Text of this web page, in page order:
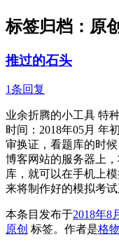
标签归档： 原创
推过的石头
1条回复
业余折腾的小工具 特
时间：2018年05月 年
审换证，看题库的时
博客网站的服务器上
库，就可以在手机上
来将制作好的模拟考
本条目发布于2018年8
原创 标签。 作者是格